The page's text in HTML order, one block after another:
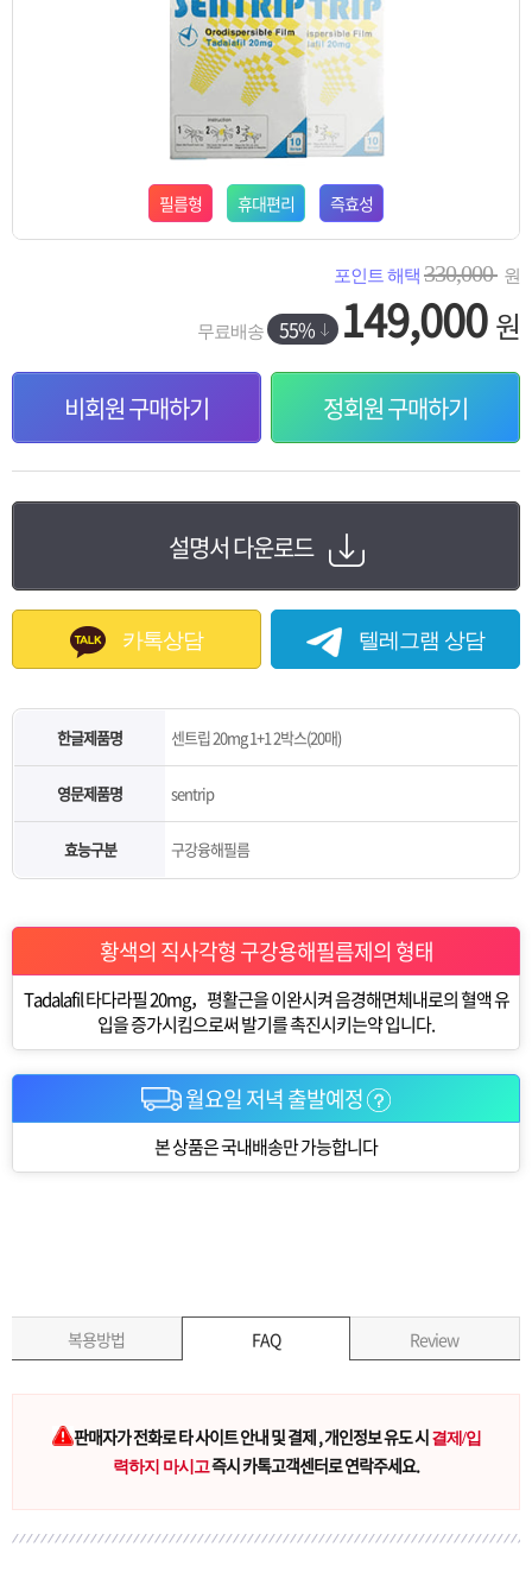
필름형 휴대편리 즉효성
포인트 해택 330,000 원
무료배송 55% 149,000원
비회원 구매하기 정회원 구매하기
설명서 다운로드
카톡상담 텔레그램 상담
한글제품명 센트립 20mg 1+1 2박스(20매)
영문제품명 sentrip
효능구분 구강융해필름
황색의 직사각형 구강용해필름제의 형태
Tadalafil 타다라필 20mg，평활근을 이완시켜 음경해면체내로의 혈액 유
입을 증가시킴으로써 발기를 촉진시키는약 입니다.
월요일 저녁 출발예정
본 상품은 국내배송만 가능합니다
복용방법 FAQ Review
판매자가 전화로 타 사이트 안내 및 결제 , 개인정보 유도 시 결제/입
력하지 마시고즉시 카톡고객센터로 연락주세요.